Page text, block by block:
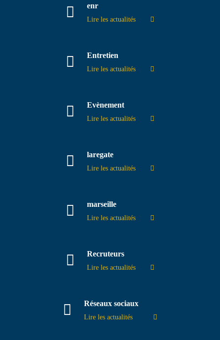
enr
Lire les actualités
Entretien
Lire les actualités
Evènement
Lire les actualités
laregate
Lire les actualités
marseille
Lire les actualités
Recruteurs
Lire les actualités
Réseaux sociaux
Lire les actualités